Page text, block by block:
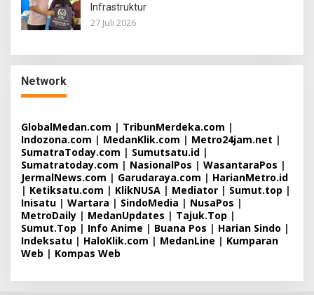
Infrastruktur
27 Juli 2026
Network
GlobalMedan.com | TribunMerdeka.com |
Indozona.com | MedanKlik.com | Metro24jam.net |
SumatraToday.com | Sumutsatu.id |
Sumatratoday.com | NasionalPos | WasantaraPos |
JermalNews.com | Garudaraya.com | HarianMetro.id
| Ketiksatu.com | KlikNUSA | Mediator | Sumut.top |
Inisatu | Wartara | SindoMedia | NusaPos |
MetroDaily | MedanUpdates | Tajuk.Top |
Sumut.Top | Info Anime | Buana Pos | Harian Sindo |
Indeksatu | HaloKlik.com | MedanLine | Kumparan
Web | Kompas Web